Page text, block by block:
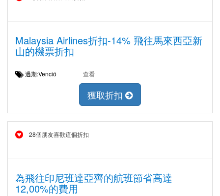
Malaysia Airlines折扣-14% 飛往馬來西亞新
山的機票折扣
過期:Venció 查看
獲取折扣
28個朋友喜歡這個折扣
為飛往印尼班達亞齊的航班節省高達
12,00%的費用